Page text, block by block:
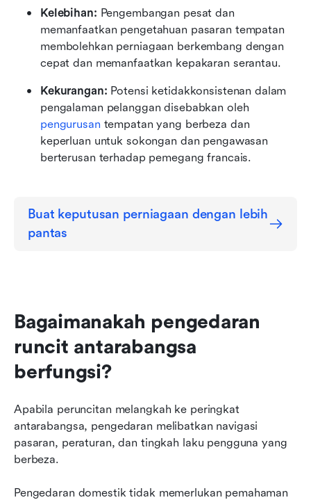
Kelebihan: Pengembangan pesat dan
memanfaatkan pengetahuan pasaran tempatan
membolehkan perniagaan berkembang dengan
cepat dan memanfaatkan kepakaran serantau.
Kekurangan: Potensi ketidakkonsistenan dalam
pengurusan tempatan yang berbeza dan
keperluan untuk sokongan dan pengawasan
berterusan terhadap pemegang francais.
Buat keputusan perniagaan dengan lebih
pantas
Bagaimanakah pengedaran
runcit antarabangsa
berfungsi?
Apabila peruncitan melangkah ke peringkat
antarabangsa, pengedaran melibatkan navigasi
pasaran, peraturan, dan tingkah laku pengguna yang
berbeza.
Pengedaran domestik tidak memerlukan pemahaman